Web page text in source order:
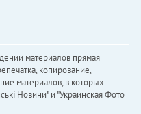
материалов прямая
копирование,
материалов, в которых
Новини" и "Украинская Фото